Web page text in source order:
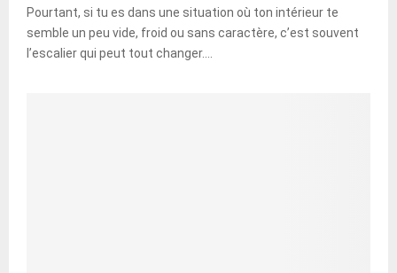
Pourtant, si tu es dans une situation où ton intérieur te
semble un peu vide, froid ou sans caractère, c’est souvent
l’escalier qui peut tout changer....